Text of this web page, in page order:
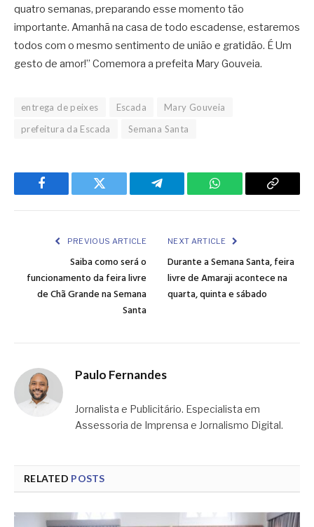
quatro semanas, preparando esse momento tão
importante. Amanhã na casa de todo escadense, estaremos
todos com o mesmo sentimento de união e gratidão. É Um
gesto de amor!” Comemora a prefeita Mary Gouveia.
entrega de peixes Escada
Mary Gouveia
prefeitura da Escada
Semana Santa
Facebook Twitter Telegram WhatsApp Copy
PREVIOUS ARTICLE
Saiba como será o
funcionamento da feira livre
de Chã Grande na Semana
Santa
NEXT ARTICLE
Durante a Semana Santa, feira
livre de Amaraji acontece na
quarta, quinta e sábado
Paulo Fernandes
Jornalista e Publicitário. Especialista em
Assessoria de Imprensa e Jornalismo Digital.
RELATED POSTS